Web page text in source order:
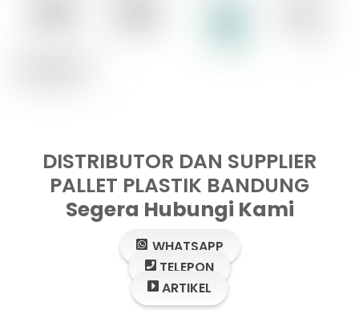
DISTRIBUTOR DAN SUPPLIER
PALLET PLASTIK BANDUNG
Segera Hubungi Kami
WHATSAPP
TELEPON
ARTIKEL